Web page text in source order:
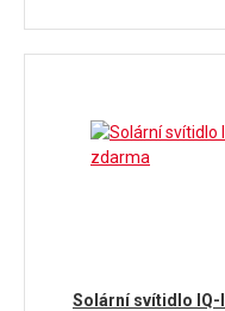
Solární svítidlo IQ-